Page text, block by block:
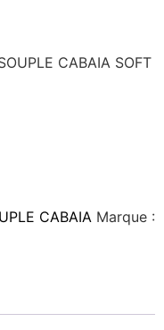
CABAIA SOFT
CABAIA Marque :